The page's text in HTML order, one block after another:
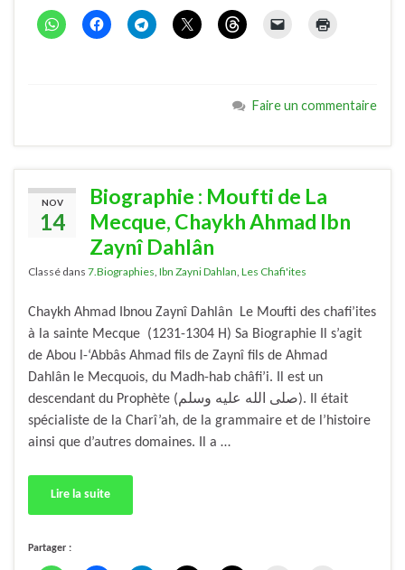
Faire un commentaire
NOV
14
Biographie : Moufti de La
Mecque, Chaykh Ahmad Ibn
Zaynî Dahlân
Classé dans 7.Biographies, Ibn Zayni Dahlan, Les Chafi'ites
Chaykh Ahmad Ibnou Zaynî Dahlân Le Moufti des chafi’ites
à la sainte Mecque (1231-1304 H) Sa Biographie Il s’agit
de Abou l-‘Abbâs Ahmad fils de Zaynî fils de Ahmad
Dahlân le Mecquois, du Madh-hab châfi’i. Il est un
descendant du Prophète (صلى الله عليه وسلم). Il était
spécialiste de la Charî’ah, de la grammaire et de l’histoire
ainsi que d’autres domaines. Il a …
Lire la suite
Partager :